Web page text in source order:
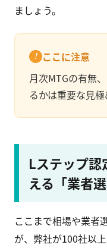
ましょう。
ここに注意
月次MTGの有無
るかは重要な見
Lステップ
える「業者
ここまで相場や業者
が、弊社が100社以